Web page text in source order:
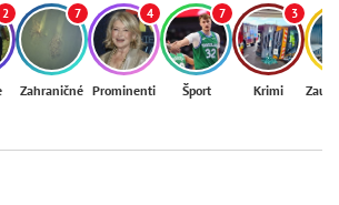
2 7
Zahraničné
4
Prominenti
7
Šport
3
Krimi